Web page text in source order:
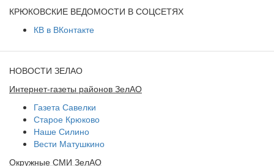
КРЮКОВСКИЕ ВЕДОМОСТИ В СОЦСЕТЯХ
КВ в ВКонтакте
НОВОСТИ ЗЕЛАО
Интернет-газеты районов ЗелАО
Газета Савелки
Старое Крюково
Наше Силино
Вести Матушкино
Окружные СМИ ЗелАО